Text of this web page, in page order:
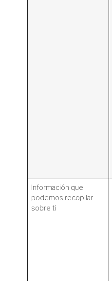
Información que
podemos recopilar
sobre ti